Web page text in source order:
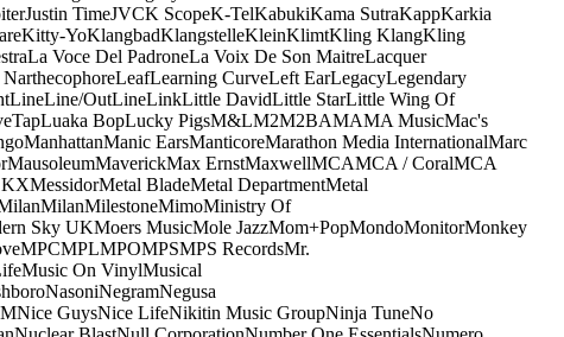
Justin TimeJVCK ScopeK-TelKabukiKama SutraKappKarkia
Kitty-YoKlangbadKlangstelleKleinKlimtKling KlangKling
La Voce Del PadroneLa Voix De Son MaitreLacquer
LeafLearning CurveLeft EarLegacyLegendary
LineLine/OutLineLinkLittle DavidLittle StarLittle Wing Of
Luaka BopLucky PigsM&LM2M2BAMAMA MusicMac's
ManhattanManic EarsManticoreMarathon Media InternationalMarc
MausoleumMaverickMax ErnstMaxwellMCAMCA / CoralMCA
KXMessidorMetal BladeMetal DepartmentMetal
MilanMilestoneMimoMinistry Of
Sky UKMoers MusicMole JazzMom+PopMondoMonitorMonkey
MPCMPLMPOMPSMPS RecordsMr.
Music On VinylMusical
NasoniNegramNegusa
Nice GuysNice LifeNikitin Music GroupNinja TuneNo